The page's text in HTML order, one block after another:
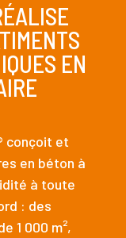
EN
conçoit et
en béton à
à toute
: des
1 000 m²,